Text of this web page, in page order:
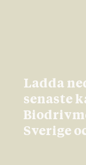
Ladda
senaste
Sverige